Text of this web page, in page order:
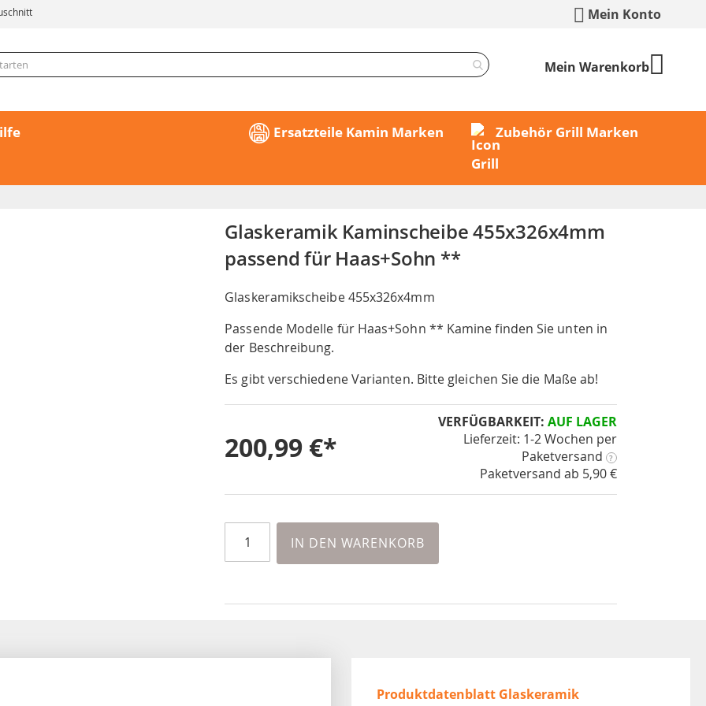
Mein Konto
Mein Warenkorb
Ersatzteile Kamin Marken Zubehör Grill Marken
Glaskeramik Kaminscheibe 455x326x4mm
passend für Haas+Sohn **
Glaskeramikscheibe 455x326x4mm
Passende Modelle für Haas+Sohn ** Kamine finden Sie unten in
der Beschreibung.
Es gibt verschiedene Varianten. Bitte gleichen Sie die Maße ab!
VERFÜGBARKEIT: AUF LAGER
Lieferzeit: 1-2 Wochen per
Paketversand
?
Paketversand ab 5,90 €
200,99 €
IN DEN WARENKORB
Produktdatenblatt Glaskeramik